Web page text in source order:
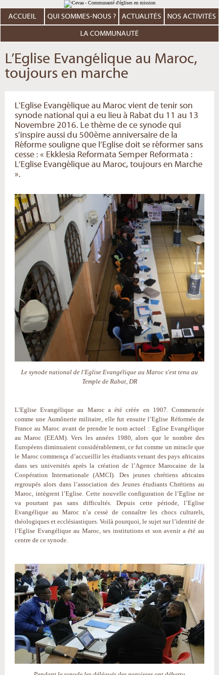
au
contenu.
Aller
personnels
ACCUEIL QUI SOMMES-NOUS ? ACTUALITÉS NOS ACTIVITÉS
LA COMMUNAUTÉ
L’Eglise Evangélique au Maroc,
toujours en marche
L’Eglise Evangélique au Maroc vient de tenir son
synode national qui a eu lieu à Rabat du 11 au 13
Novembre 2016. Le thème de ce synode qui
s’inspire aussi du 500ème anniversaire de la
Réforme souligne que l’Eglise doit se réformer sans
cesse : « Ekklesia Reformata Semper Reformata :
L’Eglise Evangélique au Maroc, toujours en Marche
».
Le synode national de l'Eglise Evangélique au Maroc s'est tenu au
Temple de Rabat, DR
L’Eglise Evangélique au Maroc a été créée en 1907. Commencée
comme une Aumônerie militaire, elle fut ensuite l’Eglise Réformée de
France au Maroc avant de prendre le nom actuel : Eglise Evangélique
au Maroc (EEAM). Vers les années 1980, alors que le nombre des
Européens diminuaient considérablement, ce fut comme un miracle que
le Maroc commença d’accueillir les étudiants venant des pays africains
dans ses universités après la création de l’Agence Marocaine de la
Coopération Internationale (AMCI). Des jeunes chrétiens africains
regroupés alors dans l’association des Jeunes étudiants Chrétiens au
Maroc, intègrent l’Eglise. Cette nouvelle configuration de l’Eglise ne
va pourtant pas sans difficultés. Depuis cette période, l’Eglise
Evangélique au Maroc n’a cessé de connaître les chocs culturels,
théologiques et ecclésiastiques. Voilà pourquoi, le sujet sur l’identité de
l’Eglise Evangélique au Maroc, ses institutions et son avenir a été au
centre de ce synode.